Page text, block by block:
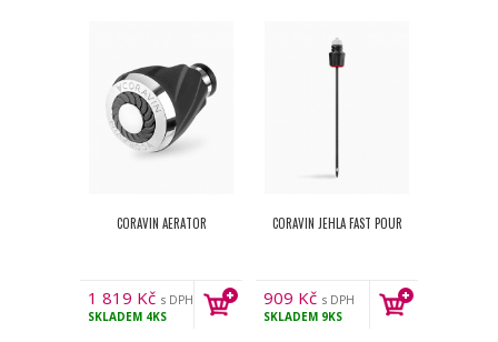
CORAVIN AERATOR
1 819 Kč s DPH
SKLADEM 4KS
CORAVIN JEHLA FAST POUR
909 Kč s DPH
SKLADEM 9KS